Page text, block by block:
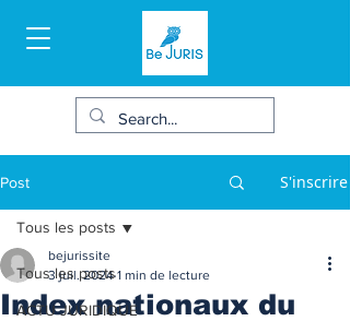
Post S'inscrire
Tous les posts
ACTU JURIDIQUE
Tous les posts
Index nationaux du
bejurissite
3 juil. 2024 1 min de lecture